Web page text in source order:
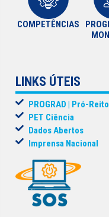
COMPETÊNCIAS
LINKS ÚTEIS
PROGRAD | Pró-
PET Ciência
Dados Abertos
Imprensa Nacional